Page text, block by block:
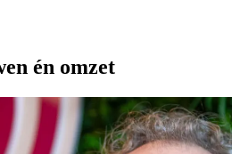
én omzet